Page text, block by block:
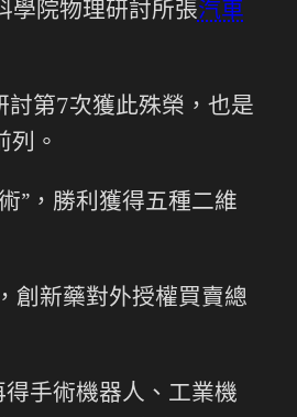
學院物理研討所張汽車
第7次獲此殊榮，也是
列。
”，勝利獲得五種二維
創新藥對外授權買賣總
手術機器人、工業機